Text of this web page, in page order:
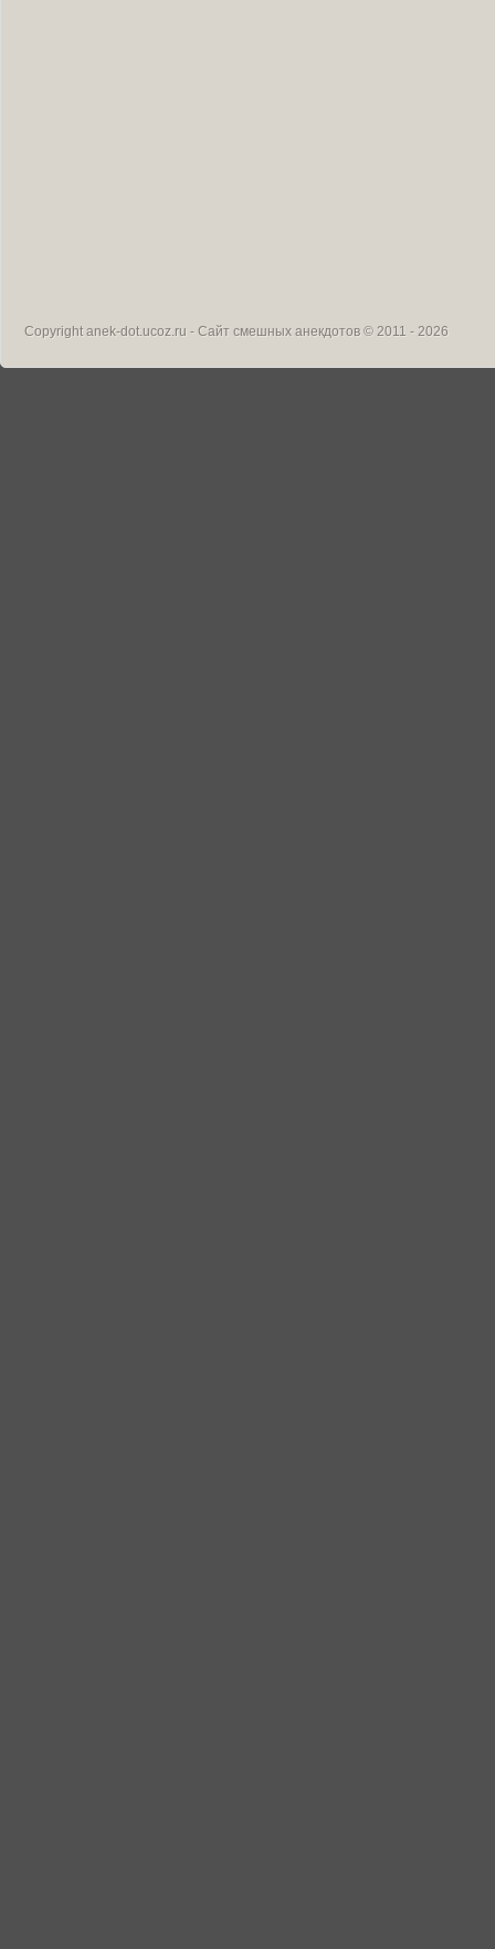
Copyrightanek-dot.ucoz.ru - Сайт смешных анекдотов © 2011 - 2026